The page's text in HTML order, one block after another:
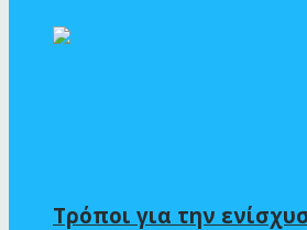
Τρόποι για την